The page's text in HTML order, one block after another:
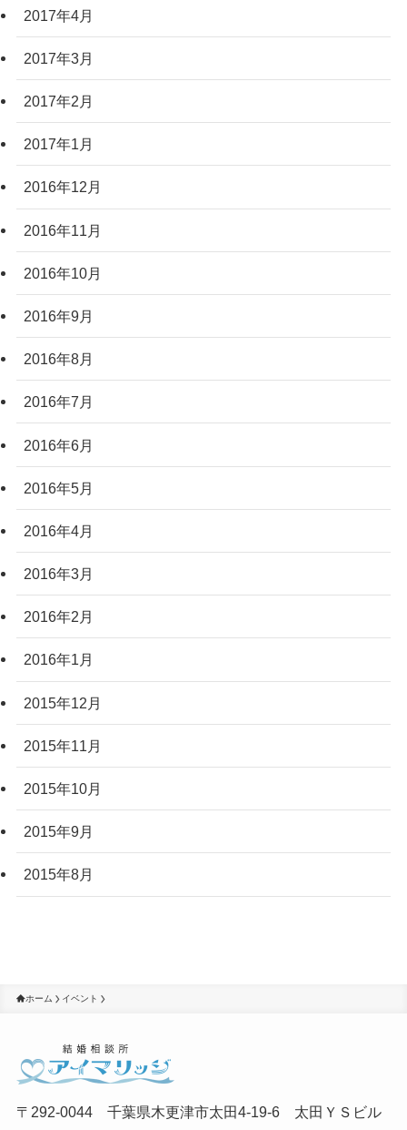
2017年4月
2017年3月
2017年2月
2017年1月
2016年12月
2016年11月
2016年10月
2016年9月
2016年8月
2016年7月
2016年6月
2016年5月
2016年4月
2016年3月
2016年2月
2016年1月
2015年12月
2015年11月
2015年10月
2015年9月
2015年8月
ホーム イベント
〒292-0044 千葉県木更津市太田4-19-6 太田ＹＳビル